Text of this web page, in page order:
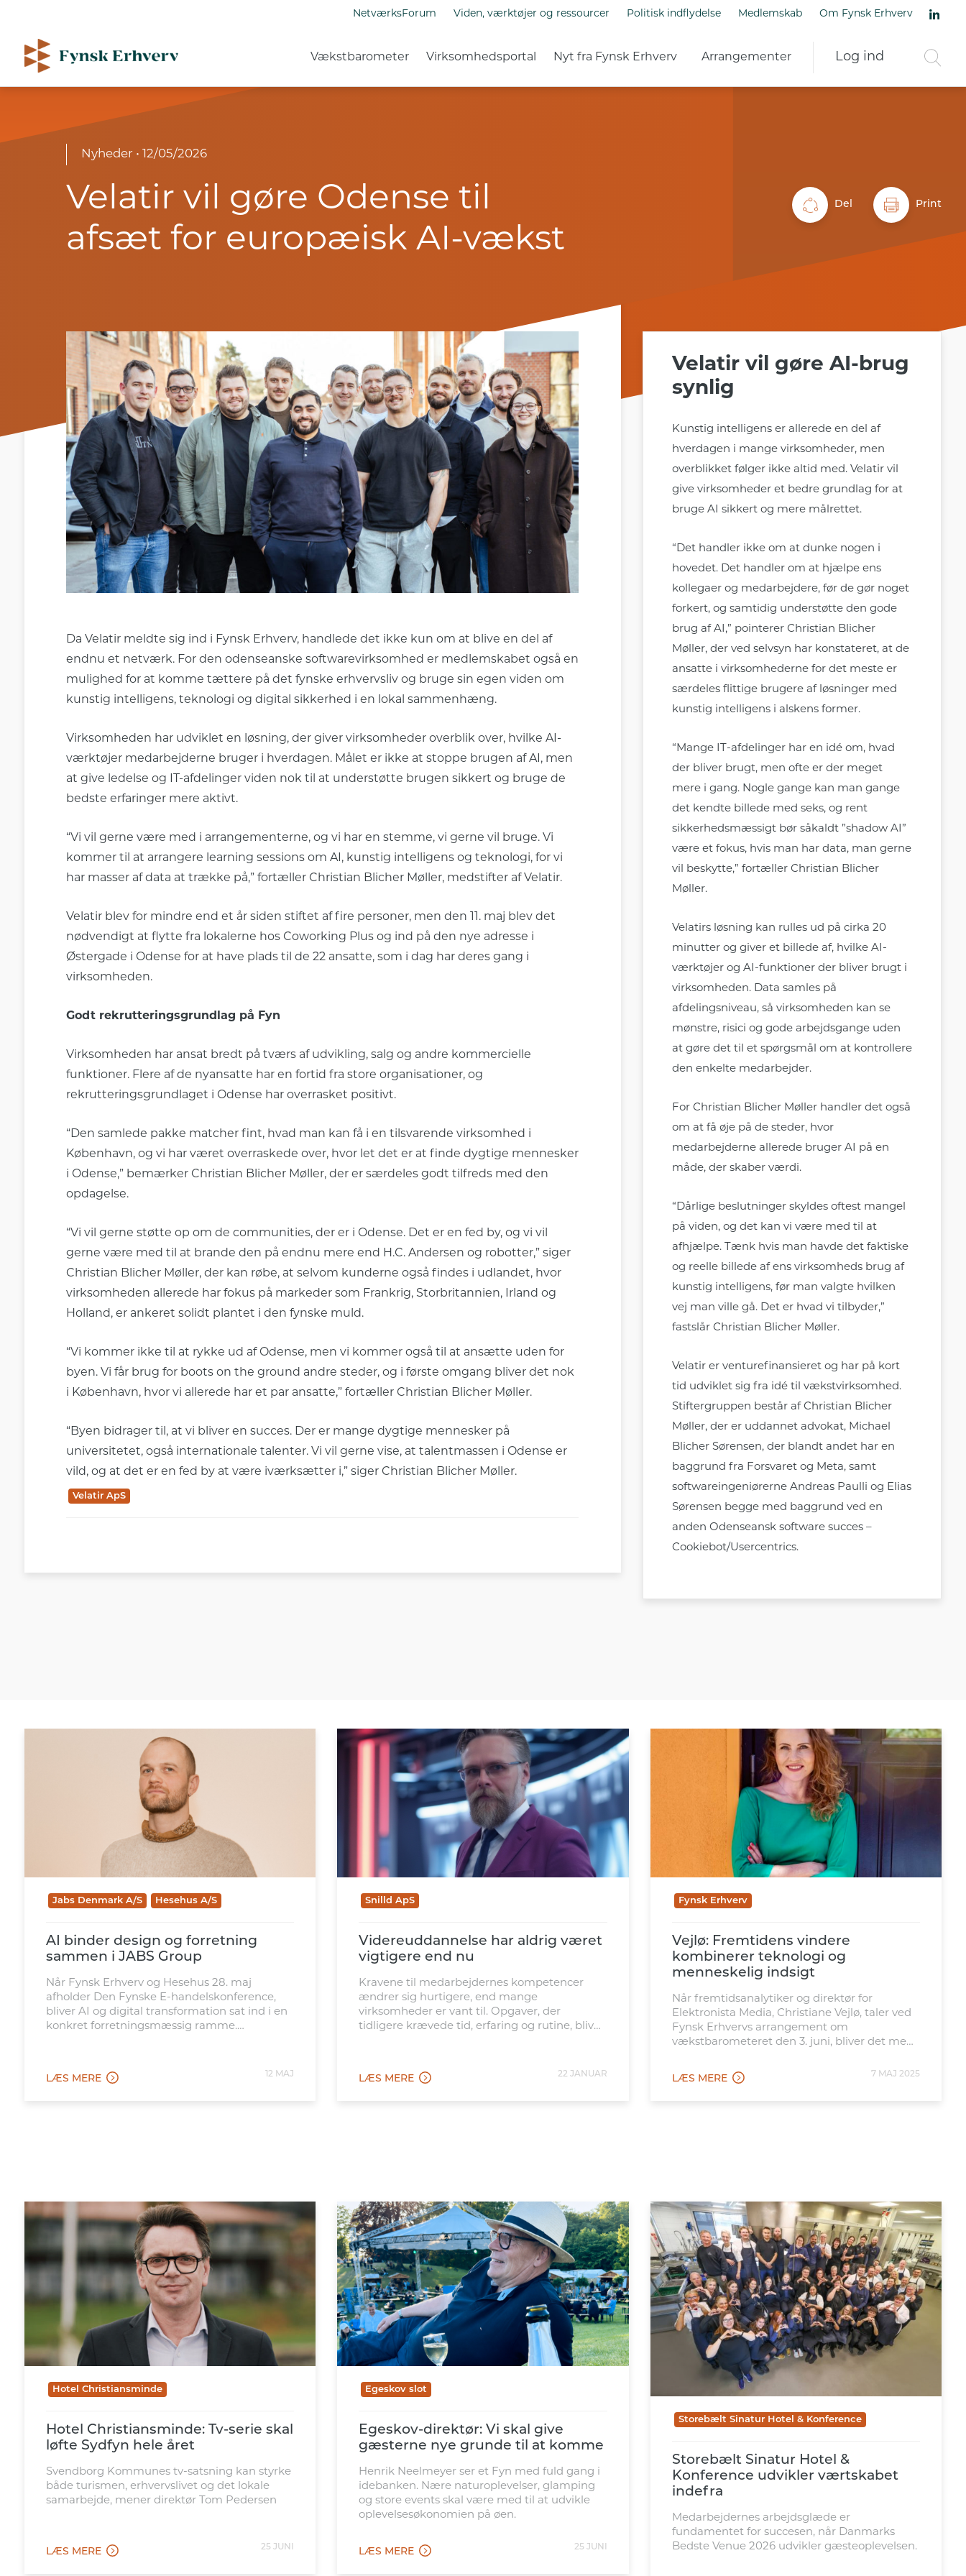
NetværksForum Viden, værktøjer og ressourcer Politisk indflydelse Medlemskab Om Fynsk Erhverv
Vækstbarometer Virksomhedsportal Nyt fra Fynsk Erhverv Arrangementer Log ind
Nyheder • 12/05/2026
Velatir vil gøre Odense til
afsæt for europæisk AI-vækst
Da Velatir meldte sig ind i Fynsk Erhverv, handlede det ikke kun om at blive en del af
endnu et netværk. For den odenseanske softwarevirksomhed er medlemskabet også en
mulighed for at komme tættere på det fynske erhvervsliv og bruge sin egen viden om
kunstig intelligens, teknologi og digital sikkerhed i en lokal sammenhæng.
Virksomheden har udviklet en løsning, der giver virksomheder overblik over, hvilke AI-
værktøjer medarbejderne bruger i hverdagen. Målet er ikke at stoppe brugen af AI, men
at give ledelse og IT-afdelinger viden nok til at understøtte brugen sikkert og bruge de
bedste erfaringer mere aktivt.
“Vi vil gerne være med i arrangementerne, og vi har en stemme, vi gerne vil bruge. Vi
kommer til at arrangere learning sessions om AI, kunstig intelligens og teknologi, for vi
har masser af data at trække på,” fortæller Christian Blicher Møller, medstifter af Velatir.
Velatir blev for mindre end et år siden stiftet af fire personer, men den 11. maj blev det
nødvendigt at flytte fra lokalerne hos Coworking Plus og ind på den nye adresse i
Østergade i Odense for at have plads til de 22 ansatte, som i dag har deres gang i
virksomheden.
Godt rekrutteringsgrundlag på Fyn
Virksomheden har ansat bredt på tværs af udvikling, salg og andre kommercielle
funktioner. Flere af de nyansatte har en fortid fra store organisationer, og
rekrutteringsgrundlaget i Odense har overrasket positivt.
“Den samlede pakke matcher fint, hvad man kan få i en tilsvarende virksomhed i
København, og vi har været overraskede over, hvor let det er at finde dygtige mennesker
i Odense,” bemærker Christian Blicher Møller, der er særdeles godt tilfreds med den
opdagelse.
“Vi vil gerne støtte op om de communities, der er i Odense. Det er en fed by, og vi vil
gerne være med til at brande den på endnu mere end H.C. Andersen og robotter,” siger
Christian Blicher Møller, der kan røbe, at selvom kunderne også findes i udlandet, hvor
virksomheden allerede har fokus på markeder som Frankrig, Storbritannien, Irland og
Holland, er ankeret solidt plantet i den fynske muld.
“Vi kommer ikke til at rykke ud af Odense, men vi kommer også til at ansætte uden for
byen. Vi får brug for boots on the ground andre steder, og i første omgang bliver det nok
i København, hvor vi allerede har et par ansatte,” fortæller Christian Blicher Møller.
“Byen bidrager til, at vi bliver en succes. Der er mange dygtige mennesker på
universitetet, også internationale talenter. Vi vil gerne vise, at talentmassen i Odense er
vild, og at det er en fed by at være iværksætter i,” siger Christian Blicher Møller.
Velatir ApS
Del Print
Velatir vil gøre AI-brug
synlig
Kunstig intelligens er allerede en del af
hverdagen i mange virksomheder, men
overblikket følger ikke altid med. Velatir vil
give virksomheder et bedre grundlag for at
bruge AI sikkert og mere målrettet.
“Det handler ikke om at dunke nogen i
hovedet. Det handler om at hjælpe ens
kollegaer og medarbejdere, før de gør noget
forkert, og samtidig understøtte den gode
brug af AI,” pointerer Christian Blicher
Møller, der ved selvsyn har konstateret, at de
ansatte i virksomhederne for det meste er
særdeles flittige brugere af løsninger med
kunstig intelligens i alskens former.
“Mange IT-afdelinger har en idé om, hvad
der bliver brugt, men ofte er der meget
mere i gang. Nogle gange kan man gange
det kendte billede med seks, og rent
sikkerhedsmæssigt bør såkaldt ”shadow AI”
være et fokus, hvis man har data, man gerne
vil beskytte,” fortæller Christian Blicher
Møller.
Velatirs løsning kan rulles ud på cirka 20
minutter og giver et billede af, hvilke AI-
værktøjer og AI-funktioner der bliver brugt i
virksomheden. Data samles på
afdelingsniveau, så virksomheden kan se
mønstre, risici og gode arbejdsgange uden
at gøre det til et spørgsmål om at kontrollere
den enkelte medarbejder.
For Christian Blicher Møller handler det også
om at få øje på de steder, hvor
medarbejderne allerede bruger AI på en
måde, der skaber værdi.
“Dårlige beslutninger skyldes oftest mangel
på viden, og det kan vi være med til at
afhjælpe. Tænk hvis man havde det faktiske
og reelle billede af ens virksomheds brug af
kunstig intelligens, før man valgte hvilken
vej man ville gå. Det er hvad vi tilbyder,”
fastslår Christian Blicher Møller.
Velatir er venturefinansieret og har på kort
tid udviklet sig fra idé til vækstvirksomhed.
Stiftergruppen består af Christian Blicher
Møller, der er uddannet advokat, Michael
Blicher Sørensen, der blandt andet har en
baggrund fra Forsvaret og Meta, samt
softwareingeniørerne Andreas Paulli og Elias
Sørensen begge med baggrund ved en
anden Odenseansk software succes –
Cookiebot/Usercentrics.
Jabs Denmark A/S Hesehus A/S
AI binder design og forretning
sammen i JABS Group
Når Fynsk Erhverv og Hesehus 28. maj
afholder Den Fynske E-handelskonference,
bliver AI og digital transformation sat ind i en
konkret forretningsmæssig ramme.
en formiddag med cases, keynote, paneldebat
og netværk om, hvordan nye teknologier kan
LÆS MERE 12 MAJ
Snilld ApS
Videreuddannelse har aldrig været
vigtigere end nu
Kravene til medarbejdernes kompetencer
ændrer sig hurtigere, end mange
virksomheder er vant til. Opgaver, der
tidligere krævede tid, erfaring og rutine, bliver
kreativitet og ansvar vokser.
LÆS MERE
22 JANUAR
Fynsk Erhverv
Vejlø: Fremtidens vindere
kombinerer teknologi og
menneskelig indsigt
Når fremtidsanalytiker og direktør for
Elektronista Media, Christiane Vejlø, taler ved
Fynsk Erhvervs arrangement om
vækstbarometeret den 3. juni, bliver det med
grunde til fortsat at satse på det
menneskelige.
LÆS MERE 7 MAJ 2025
Hotel Christiansminde
Hotel Christiansminde: Tv-serie skal
løfte Sydfyn hele året
Svendborg Kommunes tv-satsning kan styrke
både turismen, erhvervslivet og det lokale
samarbejde, mener direktør Tom Pedersen
LÆS MERE 25 JUNI
Egeskov slot
Egeskov-direktør: Vi skal give
gæsterne nye grunde til at komme
Henrik Neelmeyer ser et Fyn med fuld gang i
idebanken. Nære naturoplevelser, glamping
og store events skal være med til at udvikle
oplevelsesøkonomien på øen.
LÆS MERE 25 JUNI
Storebælt Sinatur Hotel & Konference
Storebælt Sinatur Hotel &
Konference udvikler værtskabet
indefra
Medarbejdernes arbejdsglæde er
fundamentet for succesen, når Danmarks
Bedste Venue 2026 udvikler gæsteoplevelsen.